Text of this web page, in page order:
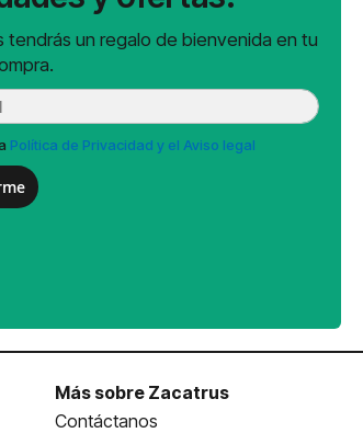
tendrás un regalo de bienvenida en tu
Política de Privacidad y el Aviso legal
Más sobre Zacatrus
Contáctanos